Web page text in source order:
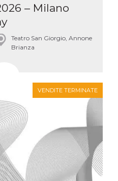
– Milano
Teatro San Giorgio, Annone
Brianza
VENDITE TERMINATE